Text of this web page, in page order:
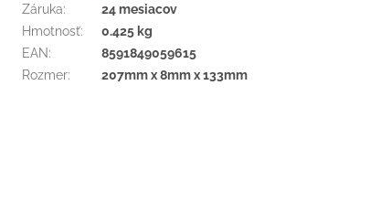
Záruka:
24 mesiacov
Hmotnosť:
0.425 kg
EAN:
8591849059615
Rozmer: 207mm x 8mm x 133mm